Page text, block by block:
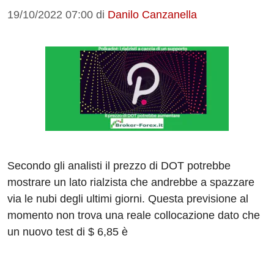
19/10/2022 07:00 di Danilo Canzanella
Secondo gli analisti il prezzo di DOT potrebbe
mostrare un lato rialzista che andrebbe a spazzare
via le nubi degli ultimi giorni. Questa previsione al
momento non trova una reale collocazione dato che
un nuovo test di $ 6,85 è